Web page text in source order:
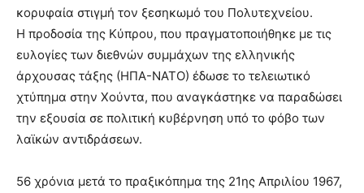
κορυφαία στιγμή τον ξεσηκωμό του Πολυτεχνείου.
Η προδοσία της Κύπρου, που πραγματοποιήθηκε με τις
ευλογίες των διεθνών συμμάχων της ελληνικής
άρχουσας τάξης (ΗΠΑ-ΝΑΤΟ) έδωσε το τελειωτικό
χτύπημα στην Χούντα, που αναγκάστηκε να παραδώσει
την εξουσία σε πολιτική κυβέρνηση υπό το φόβο των
λαϊκών αντιδράσεων.
56 χρόνια μετά το πραξικόπημα της 21ης Απριλίου 1967,